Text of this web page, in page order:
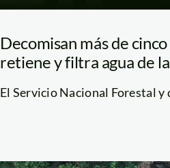
Decomisan más de
retiene y filtra agua de
El Servicio Nacional Forestal y